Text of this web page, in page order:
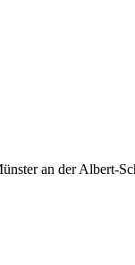
an der Albert-